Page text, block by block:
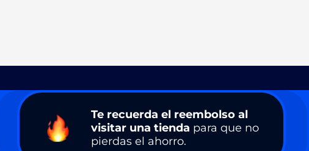
Te recuerda el reembolso al
visitar una tienda para que no
pierdas el ahorro.